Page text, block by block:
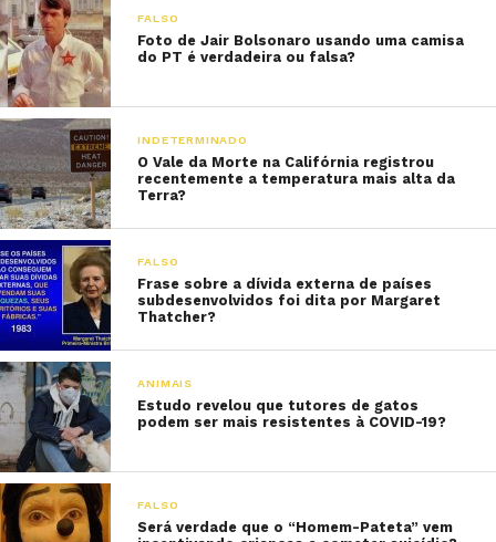
FALSO
Foto de Jair Bolsonaro usando uma camisa
do PT é verdadeira ou falsa?
INDETERMINADO
O Vale da Morte na Califórnia registrou
recentemente a temperatura mais alta da
Terra?
FALSO
Frase sobre a dívida externa de países
subdesenvolvidos foi dita por Margaret
Thatcher?
ANIMAIS
Estudo revelou que tutores de gatos
podem ser mais resistentes à COVID-19?
FALSO
Será verdade que o “Homem-Pateta” vem